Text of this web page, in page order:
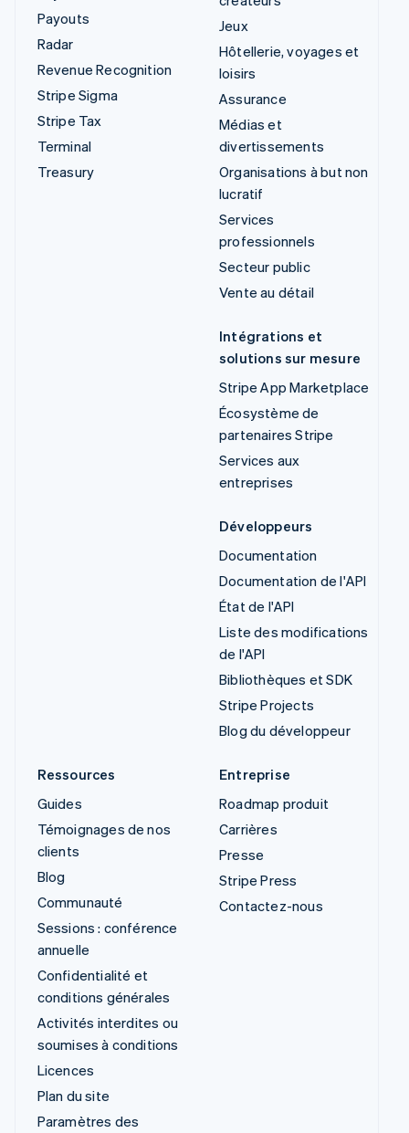
Payouts
Radar
Revenue Recognition
Stripe Sigma
Stripe Tax
Terminal
Treasury
Jeux
Hôtellerie, voyages et
loisirs
Assurance
Médias et
divertissements
Organisations à but non
lucratif
Services
professionnels
Secteur public
Vente au détail
Intégrations et
solutions sur mesure
Stripe App Marketplace
Écosystème de
partenaires Stripe
Services aux
entreprises
Développeurs
Documentation
Documentation de l'API
État de l'API
Liste des modifications
de l'API
Bibliothèques et SDK
Stripe Projects
Blog du développeur
Ressources
Guides
Témoignages de nos
clients
Blog
Communauté
Sessions : conférence
annuelle
Confidentialité et
conditions générales
Activités interdites ou
soumises à conditions
Licences
Plan du site
Paramètres des
Entreprise
Roadmap produit
Carrières
Presse
Stripe Press
Contactez-nous